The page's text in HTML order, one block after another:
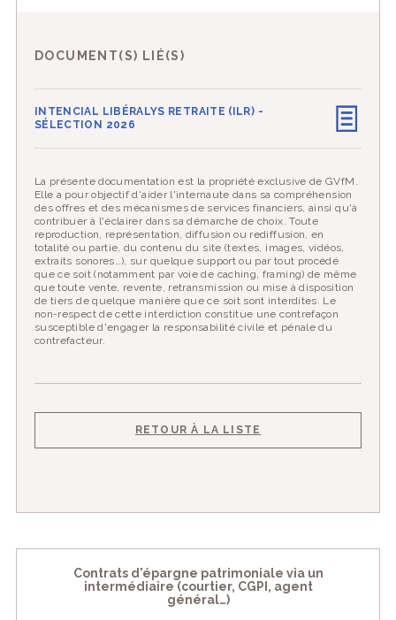
DOCUMENT(S) LIÉ(S)
INTENCIAL LIBÉRALYS RETRAITE (ILR) -
SÉLECTION 2026
La présente documentation est la propriété exclusive de GVfM.
Elle a pour objectif d'aider l'internaute dans sa compréhension
des offres et des mécanismes de services financiers, ainsi qu'à
contribuer à l'éclairer dans sa démarche de choix. Toute
reproduction, représentation, diffusion ou rediffusion, en
totalité ou partie, du contenu du site (textes, images, vidéos,
extraits sonores…), sur quelque support ou par tout procédé
que ce soit (notamment par voie de caching, framing) de même
que toute vente, revente, retransmission ou mise à disposition
de tiers de quelque manière que ce soit sont interdites. Le
non-respect de cette interdiction constitue une contrefaçon
susceptible d'engager la responsabilité civile et pénale du
contrefacteur.
RETOUR À LA LISTE
Contrats d'épargne patrimoniale via un
intermédiaire (courtier, CGPI, agent
général…)